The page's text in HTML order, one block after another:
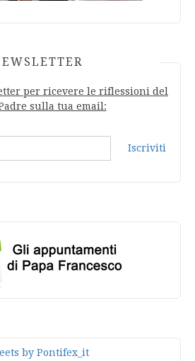
per ricevere le riflessioni del
sulla tua email:
Iscriviti
by Pontifex_it